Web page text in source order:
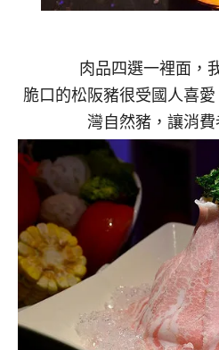
肉品四選一裡面，
脆口的松阪豬很受國人喜
灣自然豬，讓消